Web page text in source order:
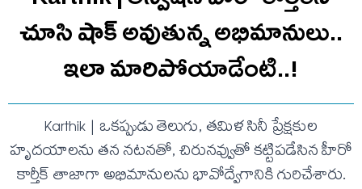
చూసి షాక్ అవుతున్న అభిమానులు..
ఇలా మారిపోయాడేంటి..!
Karthik | ఒకప్పుడు తెలుగు, తమిళ సినీ ప్రేక్షకుల
హృదయాలను తన నటనతో, చిరునవ్వుతో కట్టిపడేసిన హీరో
కార్తీక్ తాజాగా అభిమానులను భావోద్వేగానికి గురిచేశారు.